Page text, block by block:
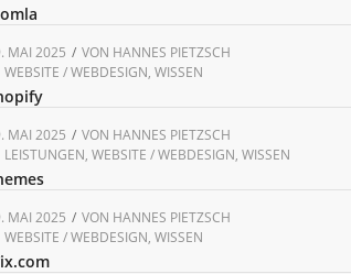
MAI 2025 / VON HANNES PIETZSCH
WEBSITE / WEBDESIGN, WISSEN
MAI 2025 / VON HANNES PIETZSCH
LEISTUNGEN, WEBSITE / WEBDESIGN, WISSEN
MAI 2025 / VON HANNES PIETZSCH
WEBSITE / WEBDESIGN, WISSEN